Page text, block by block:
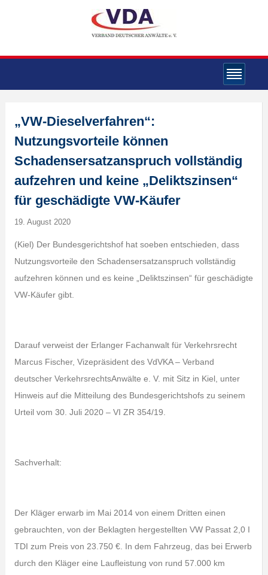
„VW-Dieselverfahren“:
Nutzungsvorteile können
Schadensersatzanspruch vollständig
aufzehren und keine „Deliktszinsen“
für geschädigte VW-Käufer
19. August 2020
(Kiel) Der Bundesgerichtshof hat soeben entschieden, dass
Nutzungsvorteile den Schadensersatzanspruch vollständig
aufzehren können und es keine „Deliktszinsen“ für geschädigte
VW-Käufer gibt.
Darauf verweist der Erlanger Fachanwalt für Verkehrsrecht
Marcus Fischer, Vizepräsident des VdVKA – Verband
deutscher VerkehrsrechtsAnwälte e. V. mit Sitz in Kiel, unter
Hinweis auf die Mitteilung des Bundesgerichtshofs zu seinem
Urteil vom 30. Juli 2020 – VI ZR 354/19.
Sachverhalt:
Der Kläger erwarb im Mai 2014 von einem Dritten einen
gebrauchten, von der Beklagten hergestellten VW Passat 2,0 I
TDI zum Preis von 23.750 €. In dem Fahrzeug, das bei Erwerb
durch den Kläger eine Laufleistung von rund 57.000 km